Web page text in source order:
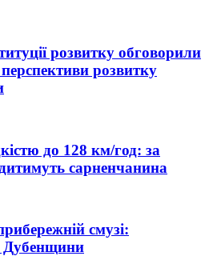
розвитку обговорили
розвитку
до 128 км/год: за
сарненчанина
смузі:
Дубенщини